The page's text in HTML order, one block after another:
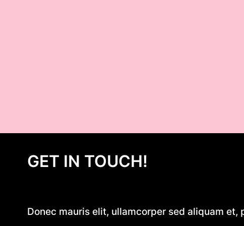
GET IN TOUCH!
Donec mauris elit, ullamcorper sed aliquam et,